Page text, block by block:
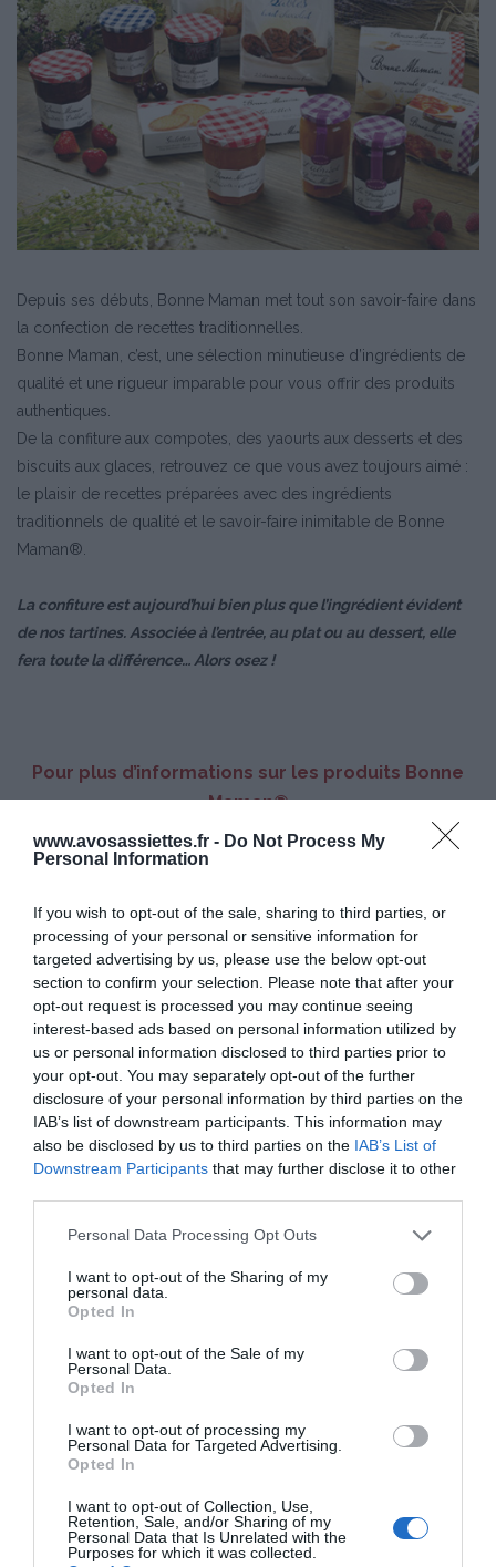
www.avosassiettes.fr - Do Not Process My
Personal Information
If you wish to opt-out of the sale, sharing to third parties, or
processing of your personal or sensitive information for
targeted advertising by us, please use the below opt-out
section to confirm your selection. Please note that after your
opt-out request is processed you may continue seeing
interest-based ads based on personal information utilized by
us or personal information disclosed to third parties prior to
your opt-out. You may separately opt-out of the further
disclosure of your personal information by third parties on the
IAB’s list of downstream participants. This information may
also be disclosed by us to third parties on the IAB’s List of
Downstream Participants that may further disclose it to other
Please note that this website/app uses one or more Google
not limited to your visit or usage behaviour. You may click to
grant or deny consent to Google and its third-party tags to
use your data for below specified purposes in below Google
consent section.
Personal Data Processing Opt Outs
I want to opt-out of the Sharing of my
personal data.
Opted In
I want to opt-out of the Sale of my
Personal Data.
Opted In
I want to opt-out of processing my
Personal Data for Targeted Advertising.
Opted In
I want to opt-out of Collection, Use,
Retention, Sale, and/or Sharing of my
Personal Data that Is Unrelated with the
Purposes for which it was collected.
Depuis ses débuts, Bonne Maman met tout son savoir-faire dans
la confection de recettes traditionnelles.
Bonne Maman, c’est, une sélection minutieuse d’ingrédients de
qualité et une rigueur imparable pour vous offrir des produits
authentiques.
De la confiture aux compotes, des yaourts aux desserts et des
biscuits aux glaces, retrouvez ce que vous avez toujours aimé :
le plaisir de recettes préparées avec des ingrédients
traditionnels de qualité et le savoir-faire inimitable de Bonne
Maman®
La confiture est aujourd’hui bien plus que l’ingrédient évident
de nos tartines. Associée à l’entrée, au plat ou au dessert, elle
fera toute la différence… Alors osez !
Pour plus d’informations sur les produits Bonne
Maman®
rendez-vous sur
© Bonne Maman® | Crédits Photos : © Bonne Maman® / F. Mantovani |
Tous droits de reproduction réservés
Bonne Maman Chocolat
Pinterest Partager par Email
ÇA PEUT AUSSI VOUS INTÉRESSER